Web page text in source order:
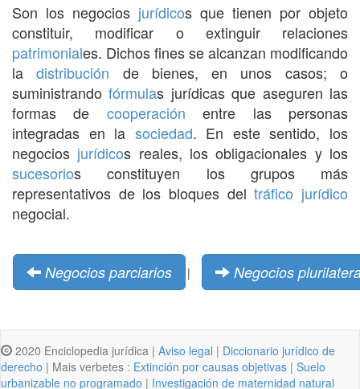
Son los negocios jurídicos que tienen por objeto
constituir, modificar o extinguir relaciones
patrimoniales. Dichos fines se alcanzan modificando
ladistribución de bienes, en unos casos; o
suministrandofórmulas jurídicas que aseguren las
formas de cooperación entre las personas
integradas en la sociedad. En este sentido, los
negocios jurídicos reales, los obligacionales y los
sucesorios constituyen los grupos más
representativos de los bloques deltráfico jurídico
negocial.
Negocios parciarios | Negocios
2020 Enciclopedia jurídica | Aviso legal | Diccionario jurídico de
derecho | Mais verbetes : Extinción por causas objetivas | Suelo
urbanizable no programado | Investigación de maternidad natural